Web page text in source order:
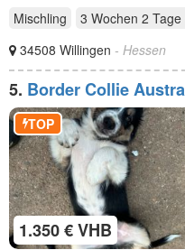
Mischling
3 Wochen 2 Tage
34508 Willingen - Hessen
5. Border Collie
1.350 € VHB
TOP